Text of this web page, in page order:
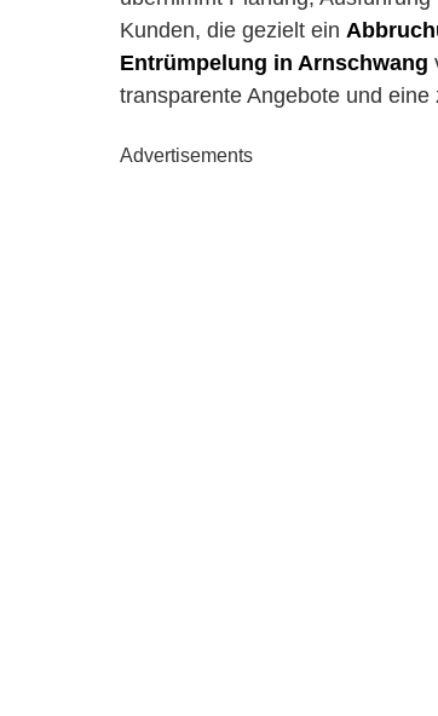
Kunden, die gezielt ein
Entrümpelung in Arnschwang
transparente Angebote und eine
Advertisements